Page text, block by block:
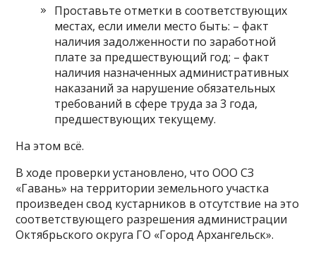
Проставьте отметки в соответствующих
местах, если имели место быть: – факт
наличия задолженности по заработной
плате за предшествующий год; – факт
наличия назначенных административных
наказаний за нарушение обязательных
требований в сфере труда за 3 года,
предшествующих текущему.
На этом всё.
В ходе проверки установлено, что ООО СЗ
«Гавань» на территории земельного участка
произведен свод кустарников в отсутствие на это
соответствующего разрешения администрации
Октябрьского округа ГО «Город Архангельск».